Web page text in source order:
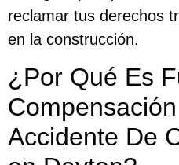
reclamar tus derechos
en la construcción.
¿Por Qué Es
Accidente De